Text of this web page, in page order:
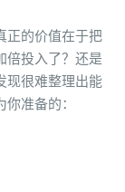
正的价值在于把
倍投入了？还是
现很难整理出能
准备的：